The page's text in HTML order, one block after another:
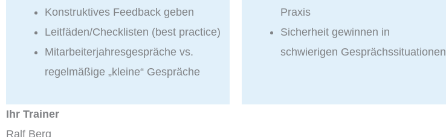
Konstruktives Feedback geben
Leitfäden/Checklisten (best practice)
Mitarbeiterjahresgespräche vs.
regelmäßige „kleine“ Gespräche
Praxis
Sicherheit gewinnen in
schwierigen Gesprächssituationen
Ihr Trainer
Ralf Berg